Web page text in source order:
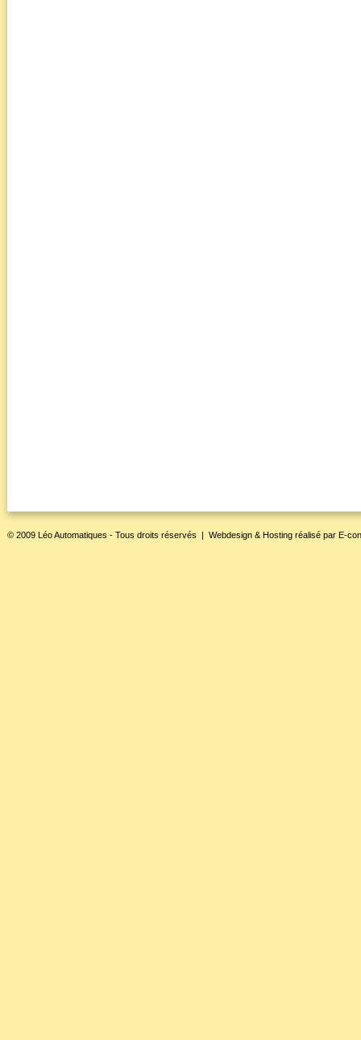
© 2009 Léo Automatiques - Tous droits réservés | Webdesign & Hosting réalisé par E-